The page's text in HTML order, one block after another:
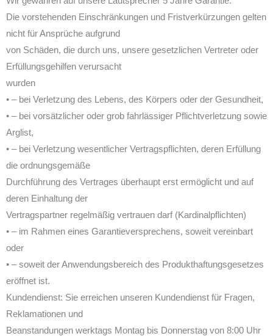
Die vorstehenden Einschränkungen und Fristverkürzungen gelten
nicht für Ansprüche aufgrund
von Schäden, die durch uns, unsere gesetzlichen Vertreter oder
Erfüllungsgehilfen verursacht
wurden
• – bei Verletzung des Lebens, des Körpers oder der Gesundheit,
• – bei vorsätzlicher oder grob fahrlässiger Pflichtverletzung sowie
Arglist,
• – bei Verletzung wesentlicher Vertragspflichten, deren Erfüllung
die ordnungsgemäße
Durchführung des Vertrages überhaupt erst ermöglicht und auf
deren Einhaltung der
Vertragspartner regelmäßig vertrauen darf (Kardinalpflichten)
• – im Rahmen eines Garantieversprechens, soweit vereinbart
oder
• – soweit der Anwendungsbereich des Produkthaftungsgesetzes
eröffnet ist.
Kundendienst: Sie erreichen unseren Kundendienst für Fragen,
Reklamationen und
Beanstandungen werktags Montag bis Donnerstag von 8:00 Uhr